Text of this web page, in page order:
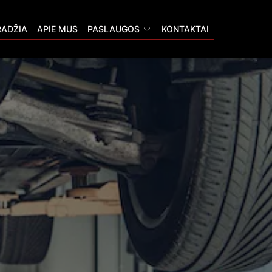
APIE MUS PASLAUGOS KONTAKTAI